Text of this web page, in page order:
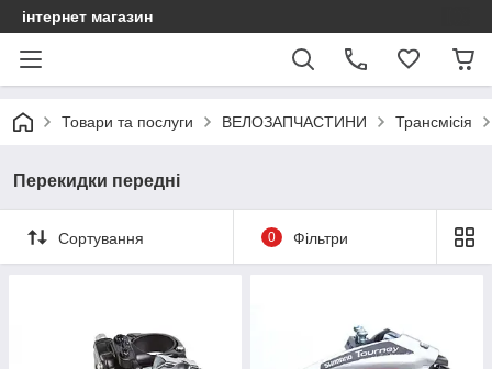
інтернет магазин
Товари та послуги ВЕЛОЗАПЧАСТИНИ Трансмісія
Перекидки передні
Сортування 0 Фільтри